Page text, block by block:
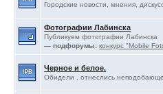
Городские новости, мнения,
Фотографии Лабинска
Публикуем фотографии Лабинска
— подфорумы: конкурс "Mobile
Черное и белое.
Обидели , отнеслись